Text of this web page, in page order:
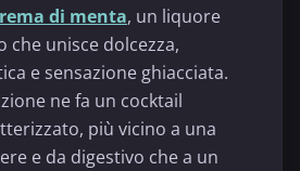
di menta, un liquore
che unisce dolcezza,
e sensazione ghiacciata.
ne fa un cocktail
più vicino a una
e da digestivo che a un